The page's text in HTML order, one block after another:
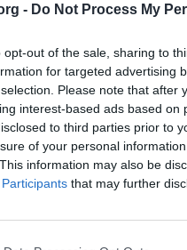
- Do Not Process My
opt-out of the sale, sharing to
for targeted advertising
Please note that after
interest-based ads based
to third parties prior to
of your personal
information may also be
that may further
Absinthe (Windows)?